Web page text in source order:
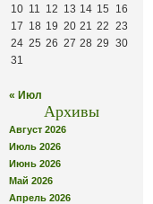
10 11 12 13 14 15
16
17 18 19 20 21 22 23
24 25 26 27 28 29 30
31
« Июл
Архивы
Август 2026
Июль 2026
Июнь 2026
Май 2026
Апрель 2026